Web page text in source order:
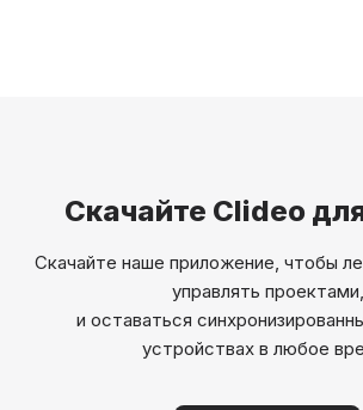
Скачайте Clideo
Скачайте наше приложение, чтобы
управлять проектами,
и оставаться
устройствах в любое